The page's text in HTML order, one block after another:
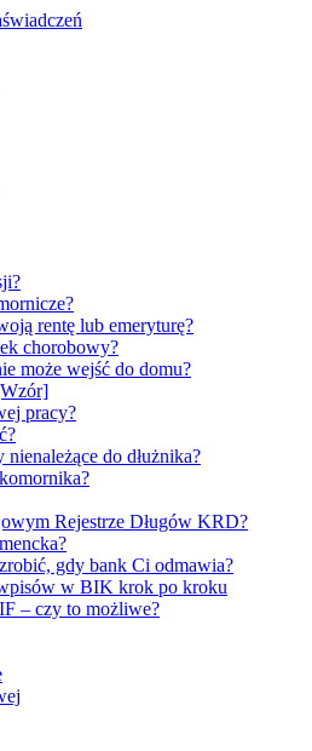
rentę lub emeryturę?
chorobowy?
może wejść do domu?
pracy?
do dłużnika?
Rejestrze Długów KRD?
gdy bank Ci odmawia?
w BIK krok po kroku
– czy to możliwe?